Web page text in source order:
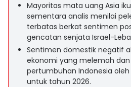
Mayoritas mata uang Asia
sementara analis menilai
terbatas berkat sentimen
gencatan senjata Israel-
Sentimen domestik negatif
ekonomi yang melemah
pertumbuhan Indonesia oleh
untuk tahun 2026.